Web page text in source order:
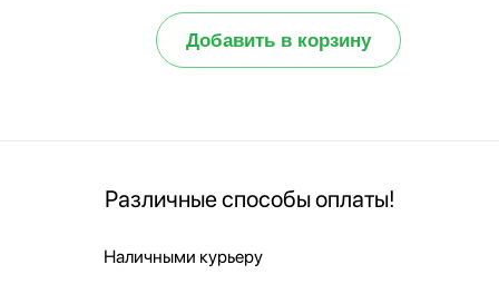
Добавить в корзину
Различные способы оплаты!
Наличными курьеру